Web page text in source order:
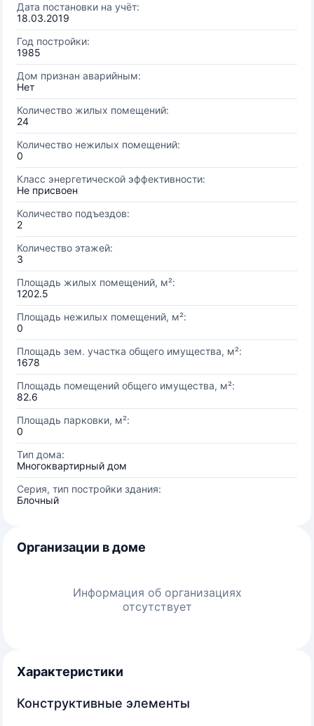
Дата постановки на учёт:
18.03.2019
Год постройки:
1985
Дом признан аварийным:
Нет
Количество жилых помещений:
24
Количество нежилых помещений:
0
Класс энергетической эффективности:
Не присвоен
Количество подъездов:
2
Количество этажей:
3
Площадь жилых помещений, м²:
1202.5
Площадь нежилых помещений, м²:
0
Площадь зем. участка общего имущества, м²:
1678
Площадь помещений общего имущества, м²:
82.6
Площадь парковки, м²:
0
Тип дома:
Многоквартирный дом
Серия, тип постройки здания:
Блочный
Организации в доме
Информация об организациях
отсутствует
Характеристики
Конструктивные элементы